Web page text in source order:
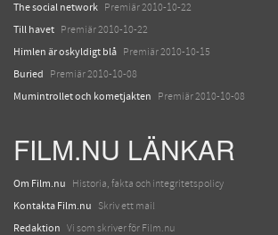
The social network Premiär 2010-10-22
Till havet Premiär 2010-10-22
Himlen är oskyldigt blå Premiär 2010-10-15
Buried Premiär 2010-10-08
Mumintrollet och kometjakten Premiär 2010-10-08
FILM.NU LÄNKAR
Om Film.nu Historia, fakta och integritetspolicy
Kontakta Film.nu Skriv ett mail
Redaktion Vi som skriver för Film.nu